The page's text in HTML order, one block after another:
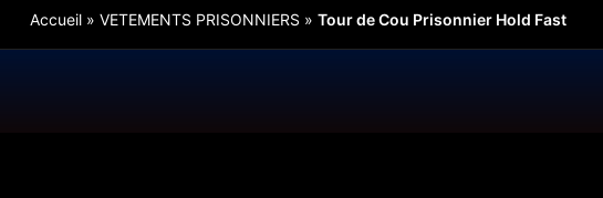
Accueil » VETEMENTS PRISONNIERS » Tour de Cou Prisonnier Hold Fast